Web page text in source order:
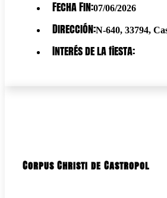
Fecha Fin:07/06/2026
Dirección:N-640, 33794,
Interés de la fiesta:
Corpus Christi de Castropol